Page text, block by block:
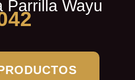
Parrilla Wayu